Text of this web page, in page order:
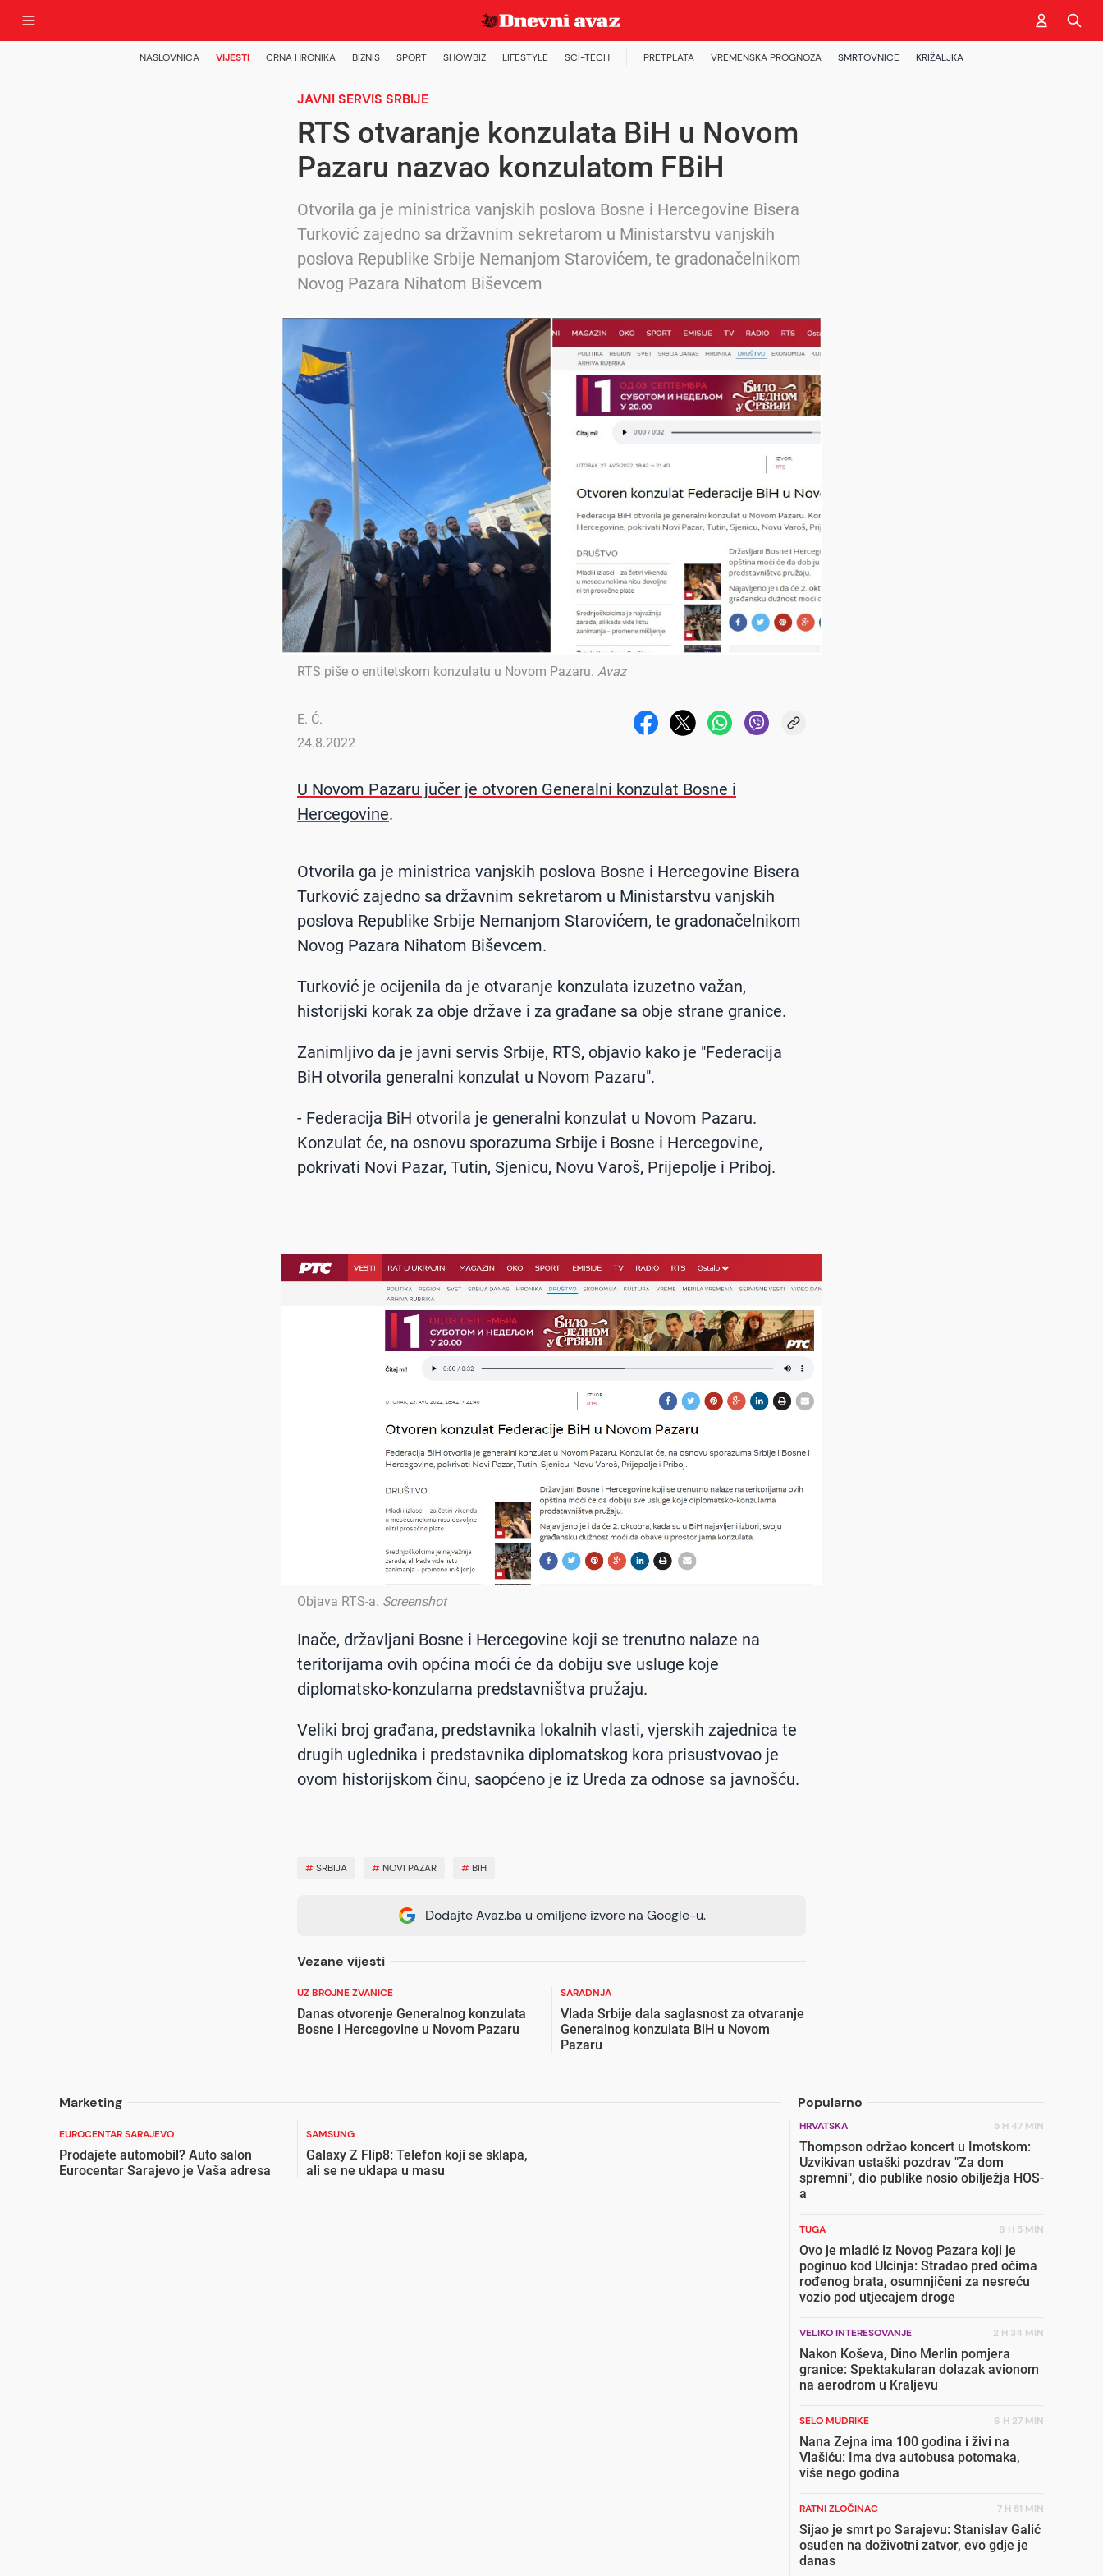
NASLOVNICA VIJESTI CRNA HRONIKA BIZNIS SPORT SHOWBIZ LIFESTYLE SCI-TECH PRETPLATA VREMENSKA PROGNOZA SMRTOVNICE KRIŽALJKA
JAVNI SERVIS SRBIJE
RTS otvaranje konzulata BiH u Novom
Pazaru nazvao konzulatom FBiH
Otvorila ga je ministrica vanjskih poslova Bosne i Hercegovine Bisera
Turković zajedno sa državnim sekretarom u Ministarstvu vanjskih
poslova Republike Srbije Nemanjom Starovićem, te gradonačelnikom
Novog Pazara Nihatom Biševcem
RTS piše o entitetskom konzulatu u Novom Pazaru. Avaz
E. Ć.
24.8.2022
U Novom Pazaru jučer je otvoren Generalni konzulat Bosne i
Hercegovine.
Otvorila ga je ministrica vanjskih poslova Bosne i Hercegovine Bisera
Turković zajedno sa državnim sekretarom u Ministarstvu vanjskih
poslova Republike Srbije Nemanjom Starovićem, te gradonačelnikom
Novog Pazara Nihatom Biševcem.
Turković je ocijenila da je otvaranje konzulata izuzetno važan,
historijski korak za obje države i za građane sa obje strane granice.
Zanimljivo da je javni servis Srbije, RTS, objavio kako je "Federacija
BiH otvorila generalni konzulat u Novom Pazaru".
- Federacija BiH otvorila je generalni konzulat u Novom Pazaru.
Konzulat će, na osnovu sporazuma Srbije i Bosne i Hercegovine,
pokrivati Novi Pazar, Tutin, Sjenicu, Novu Varoš, Prijepolje i Priboj.
Objava RTS-a. Screenshot
Inače, državljani Bosne i Hercegovine koji se trenutno nalaze na
teritorijama ovih općina moći će da dobiju sve usluge koje
diplomatsko-konzularna predstavništva pružaju.
Veliki broj građana, predstavnika lokalnih vlasti, vjerskih zajednica te
drugih uglednika i predstavnika diplomatskog kora prisustvovao je
ovom historijskom činu, saopćeno je iz Ureda za odnose sa javnošću.
#SRBIJA # NOVI PAZAR # BIH
Dodajte Avaz.ba u omiljene izvore na Google-u.
Vezane vijesti
UZ BROJNE ZVANICE
Danas otvorenje Generalnog konzulata
Bosne i Hercegovine u Novom Pazaru
SARADNJA
Vlada Srbije dala saglasnost za otvaranje
Generalnog konzulata BiH u Novom
Pazaru
Marketing Popularno
EUROCENTAR SARAJEVO
Prodajete automobil? Auto salon
Eurocentar Sarajevo je Vaša adresa
SAMSUNG
Galaxy Z Flip8: Telefon koji se sklapa,
ali se ne uklapa u masu
HRVATSKA 5 H 47 MIN
Thompson održao koncert u Imotskom:
Uzvikivan ustaški pozdrav "Za dom
spremni", dio publike nosio obilježja HOS-
a
TUGA 8 H 5 MIN
Ovo je mladić iz Novog Pazara koji je
poginuo kod Ulcinja: Stradao pred očima
rođenog brata, osumnjičeni za nesreću
vozio pod utjecajem droge
VELIKO INTERESOVANJE 2 H 34 MIN
Nakon Koševa, Dino Merlin pomjera
granice: Spektakularan dolazak avionom
na aerodrom u Kraljevu
SELO MUDRIKE 6 H 27 MIN
Nana Zejna ima 100 godina i živi na
Vlašiću: Ima dva autobusa potomaka,
više nego godina
RATNI ZLOČINAC 7 H 51 MIN
Sijao je smrt po Sarajevu: Stanislav Galić
osuđen na doživotni zatvor, evo gdje je
danas